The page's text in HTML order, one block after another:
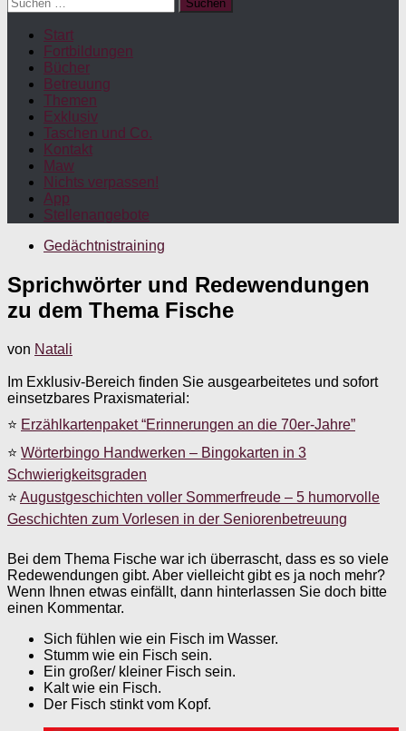
nach:
Start
Fortbildungen
Bücher
Betreuung
Themen
Exklusiv
Taschen und Co.
Kontakt
Maw
Nichts verpassen!
App
Stellenangebote
Gedächtnistraining
Sprichwörter und Redewendungen
zu dem Thema Fische
von Natali
Im Exklusiv-Bereich finden Sie ausgearbeitetes und sofort
einsetzbares Praxismaterial:
⭐ Erzählkartenpaket “Erinnerungen an die 70er-Jahre”
⭐ Wörterbingo Handwerken – Bingokarten in 3
Schwierigkeitsgraden
⭐ Augustgeschichten voller Sommerfreude – 5 humorvolle
Geschichten zum Vorlesen in der Seniorenbetreuung
Bei dem Thema Fische war ich überrascht, dass es so viele
Redewendungen gibt. Aber vielleicht gibt es ja noch mehr?
Wenn Ihnen etwas einfällt, dann hinterlassen Sie doch bitte
einen Kommentar.
Sich fühlen wie ein Fisch im Wasser.
Stumm wie ein Fisch sein.
Ein großer/ kleiner Fisch sein.
Kalt wie ein Fisch.
Der Fisch stinkt vom Kopf.